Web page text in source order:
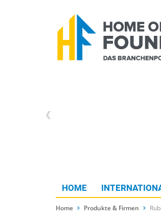
HOME
Home Produkte & Firmen